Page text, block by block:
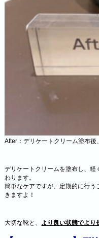
After：デリケートクリーム塗布
デリケートクリームを塗布し、
わります。
簡単なケアですが、定期的に行
きますよ！
大切な靴と、 より良い状態でより